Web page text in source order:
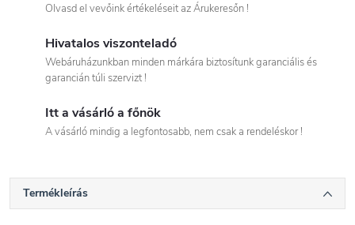
Olvasd el vevőink értékeléseit az Árukeresőn !
Hivatalos viszonteladó
Webáruházunkban minden márkára biztosítunk garanciális és
garancián túli szervizt !
Itt a vásárló a főnök
A vásárló mindig a legfontosabb, nem csak a rendeléskor !
Termékleírás